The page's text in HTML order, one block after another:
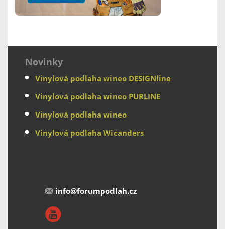
Novinky
Vinylová podlaha wineo DESIGNline
Vinylová podlaha wineo PURLINE
Vinylová podlaha wineo
Vinylová podlaha Wicanders
info@forumpodlah.cz